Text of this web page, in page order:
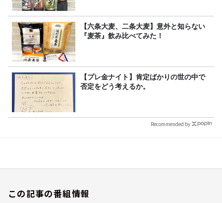
【六条大麦、二条大麦】意外と知らない
『麦茶』飲み比べてみた！
【プレ金ナイト】肯定ばかりの世の中で
否定をどう考えるか。
Recommended by
この記事の番組情報